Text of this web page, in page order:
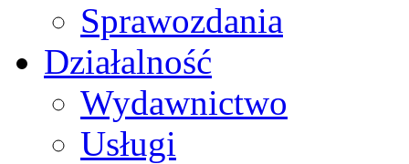
Sprawozdania
Działalność
Wydawnictwo
Usługi